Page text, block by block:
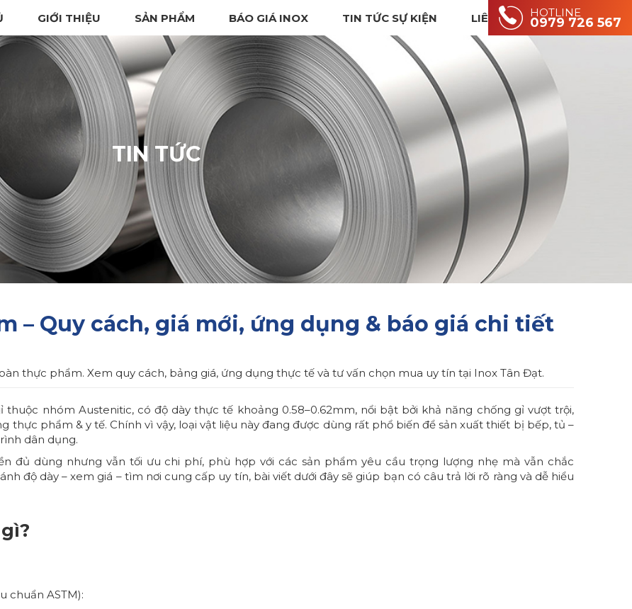
GIỚI THIỆU SẢN PHẨM BÁO GIÁ INOX TIN TỨC SỰ KIỆN LIÊN HỆ HOTLINE
0979 726 567
TIN TỨC
– Quy cách, giá mới, ứng dụng & báo giá chi tiết
thực phẩm. Xem quy cách, bảng giá, ứng dụng thực tế và tư vấn chọn mua uy tín tại Inox Tân Đạt.
thuộc nhóm Austenitic, có độ dày thực tế khoảng 0.58–0.62mm, nổi bật bởi khả năng chống gỉ vượt trội,
thực phẩm & y tế. Chính vì vậy, loại vật liệu này đang được dùng rất phổ biến để sản xuất thiết bị bếp, tủ –
dân dụng.
đủ dùng nhưng vẫn tối ưu chi phí, phù hợp với các sản phẩm yêu cầu trọng lượng nhẹ mà vẫn chắc
độ dày – xem giá – tìm nơi cung cấp uy tín, bài viết dưới đây sẽ giúp bạn có câu trả lời rõ ràng và dễ hiểu
chuẩn ASTM):